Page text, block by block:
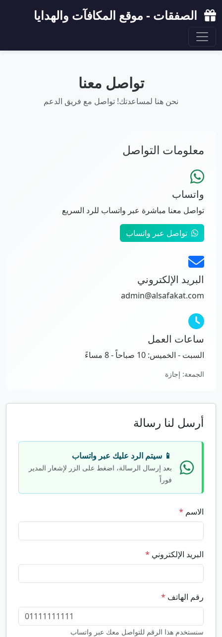
الصفقات - موقع المكافآت والهدايا
تواصل معنا
نحن هنا لمساعدتك! تواصل مع فريق الدعم
معلومات التواصل
واتساب
تواصل معنا مباشرة عبر واتساب للرد السريع
تواصل عبر واتساب
البريد الإلكتروني
admin@alsafakat.com
ساعات العمل
السبت - الخميس: 10 صباحاً - 8 مساءً
الجمعة: إجازة
أرسل لنا رسالة
📱 سيتم الرد عليك عبر واتساب
بعد إرسال الرسالة، اضغط على الزر لإشعار المدير
فوراً
الاسم *
البريد الإلكتروني *
رقم الهاتف *
سنستخدم هذا الرقم للتواصل معك عبر واتساب